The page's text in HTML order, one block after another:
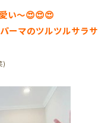
い～😍😍😍
ーマのツルツルサラサ
)